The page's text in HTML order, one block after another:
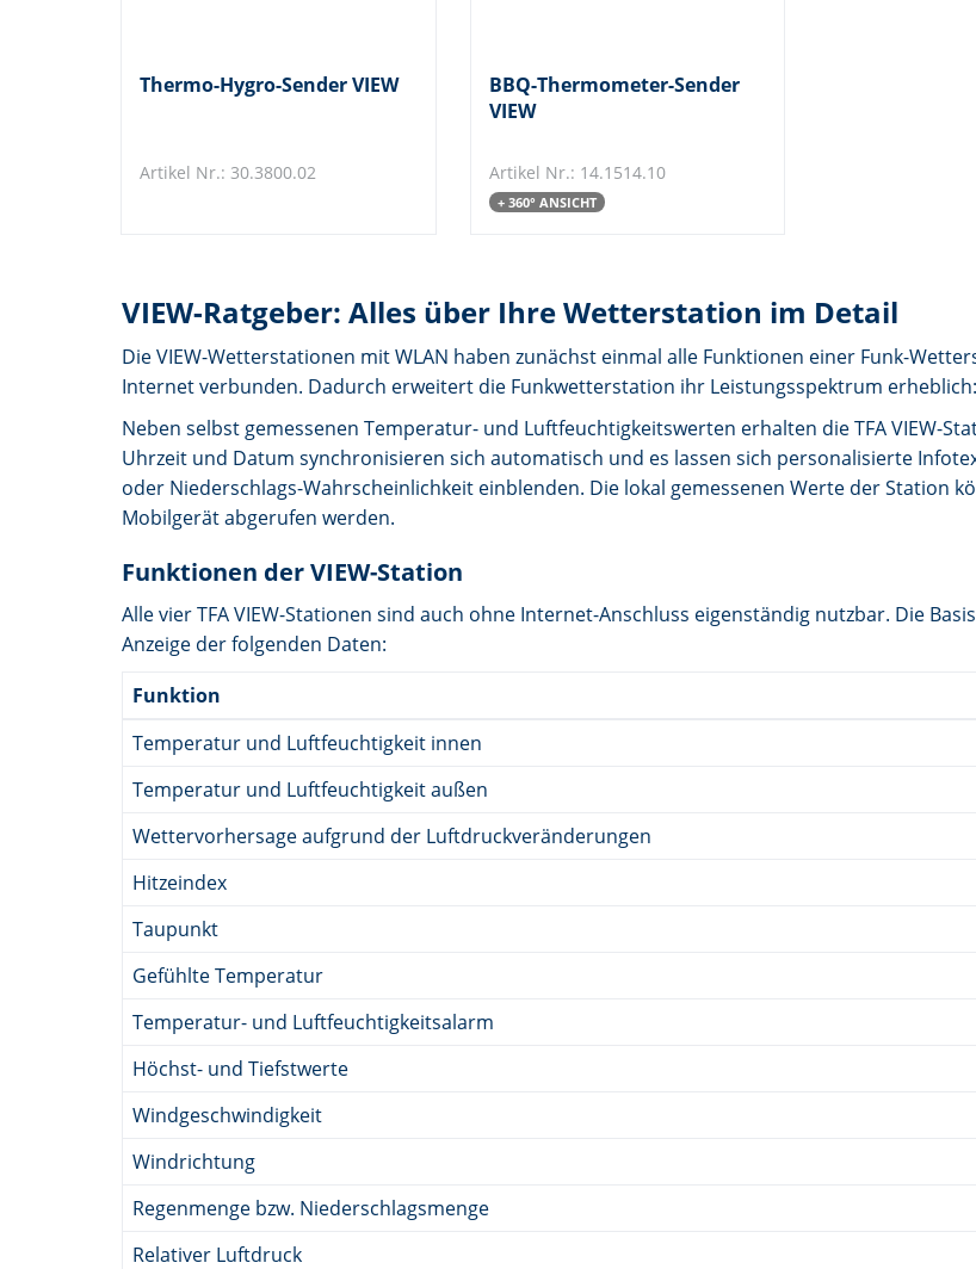
Thermo-Hygro-Sender VIEW
Artikel Nr.: 30.3800.02
BBQ-Thermometer-Sender
VIEW
Artikel Nr.: 14.1514.10
+ 360° ANSICHT
VIEW-Ratgeber: Alles über Ihre Wetterstation im Detail
Die VIEW-Wetterstationen mit WLAN haben zunächst einmal alle Funktionen einer Funk-
Internet verbunden. Dadurch erweitert die Funkwetterstation ihr Leistungsspektrum erheblich:
Neben selbst gemessenen Temperatur- und Luftfeuchtigkeitswerten erhalten die TFA VIEW-
Uhrzeit und Datum synchronisieren sich automatisch und es lassen sich personalisierte
oder Niederschlags-Wahrscheinlichkeit einblenden. Die lokal gemessenen Werte der Station
Mobilgerät abgerufen werden.
Funktionen der VIEW-Station
Alle vier TFA VIEW-Stationen sind auch ohne Internet-Anschluss eigenständig nutzbar. Die
Anzeige der folgenden Daten:
Funktion
Temperatur und Luftfeuchtigkeit innen
Temperatur und Luftfeuchtigkeit außen
Wettervorhersage aufgrund der Luftdruckveränderungen
Hitzeindex
Taupunkt
Gefühlte Temperatur
Temperatur- und Luftfeuchtigkeitsalarm
Höchst- und Tiefstwerte
Windgeschwindigkeit
Windrichtung
Regenmenge bzw. Niederschlagsmenge
Relativer Luftdruck